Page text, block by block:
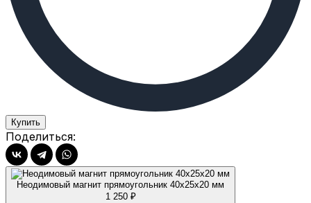
Купить
Поделиться:
Неодимовый магнит прямоугольник 40х25х20 мм
1 250 ₽